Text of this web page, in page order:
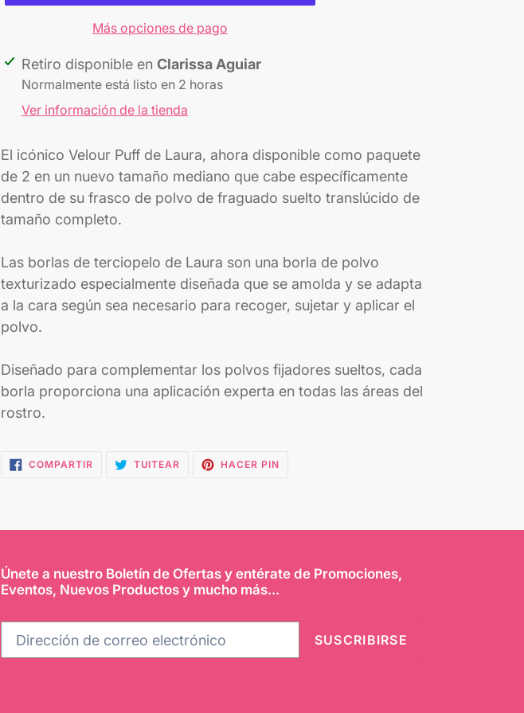
Más opciones de pago
Agregando
producto
tu
carrito
Retiro disponible en Clarissa Aguiar
Normalmente está listo en 2 horas
Ver información de la tienda
El icónico Velour Puff de Laura, ahora disponible como paquete
de 2 en un nuevo tamaño mediano que cabe específicamente
dentro de su frasco de polvo de fraguado suelto translúcido de
tamaño completo.
Las borlas de terciopelo de Laura son una borla de polvo
texturizado especialmente diseñada que se amolda y se adapta
a la cara según sea necesario para recoger, sujetar y aplicar el
polvo.
Diseñado para complementar los polvos fijadores sueltos, cada
borla proporciona una aplicación experta en todas las áreas del
rostro.
COMPARTIRCOMPARTIR
EN
TUITEAR TUITEARHACER PINPINEAR
EN
Únete a nuestro Boletín de Ofertas y entérate de Promociones,
Eventos, Nuevos Productos y mucho más...
SUSCRIBIRSE